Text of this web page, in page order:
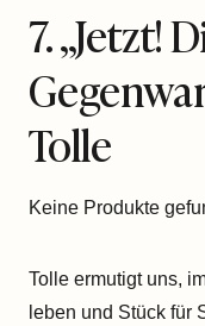
7. „Jetzt!
Tolle
Keine Produkte
Tolle ermutigt uns,
leben und Stück für